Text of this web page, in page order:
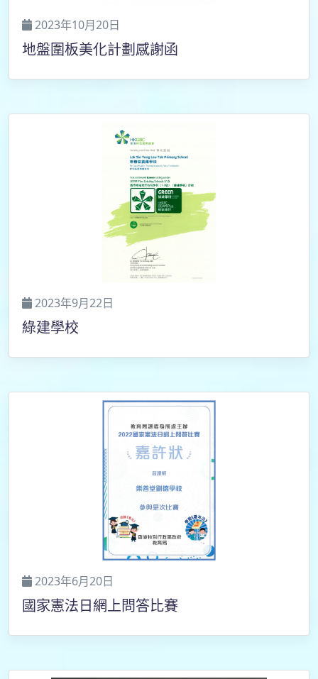
2023年10月20日
地盤圍板美化計劃感謝函
2023年9月22日
綠建學校
2023年6月20日
國家憲法日網上問答比賽